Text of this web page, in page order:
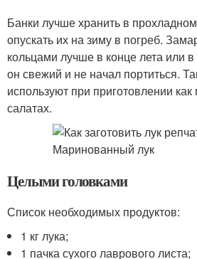
Банки лучше хранить в
опускать их на зиму в погреб.
кольцами лучше в конце лета или
он свежий и не начал портиться.
используют при приготовлении
салатах.
Целыми головками
Список необходимых продуктов:
1 кг лука;
1 пачка сухого лаврового листа;